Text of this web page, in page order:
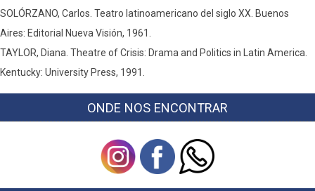
SOLÓRZANO, Carlos. Teatro latinoamericano del siglo XX. Buenos
Aires: Editorial Nueva Visión, 1961.
TAYLOR, Diana. Theatre of Crisis: Drama and Politics in Latin America.
Kentucky: University Press, 1991.
ONDE NOS ENCONTRAR